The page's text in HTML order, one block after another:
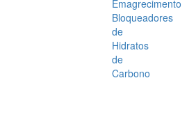
Emagrecimento
Bloqueadores
de
Hidratos
de
Carbono